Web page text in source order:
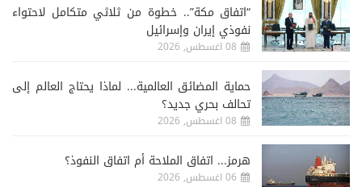
“اتفاق مكة”.. خطوة من ثلاثي متكامل لاحتواء
نفوذي إيران وإسرائيل
08 اغسطس, 2026
حماية المضائق العالمية... لماذا يحتاج العالم إلى
تحالف بحري جديد؟
08 اغسطس, 2026
هرمز... اتفاق الملاحة أم اتفاق النفوذ؟
06 اغسطس, 2026